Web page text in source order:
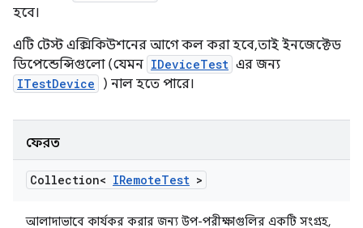
হবে।
এটি টেস্ট এক্সিকিউশনের আগে কল করা হবে, তাই ইনজেক্টেড
ডিপেন্ডেন্সিগুলো (যেমন IDeviceTest এর জন্য
ITestDevice ) নাল হতে পারে।
ফেরত
Collection< IRemoteTest >
আলাদাভাবে কার্যকর করার জন্য উপ-পরীক্ষাগুলির একটি সংগ্রহ,